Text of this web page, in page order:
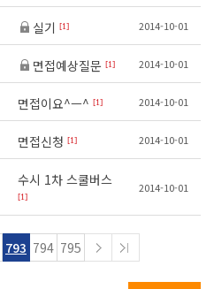
실기 [1] 2014-10-01
면접예상질문 [1] 2014-10-01
면접이요^ㅡ^ [1] 2014-10-01
면접신청 [1] 2014-10-01
수시 1차 스쿨버스
[1]
2014-10-01
793 794 795